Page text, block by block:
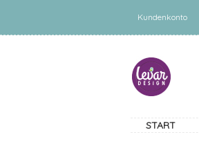
Kundenkonto
START